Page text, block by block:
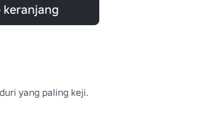
keranjang
yang paling keji.